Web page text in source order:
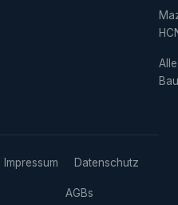
Alle
Impressum Datenschutz
AGBs